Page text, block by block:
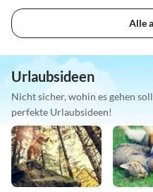
Alle
Urlaubsideen
Nicht sicher, wohin es gehen
perfekte Urlaubsideen!